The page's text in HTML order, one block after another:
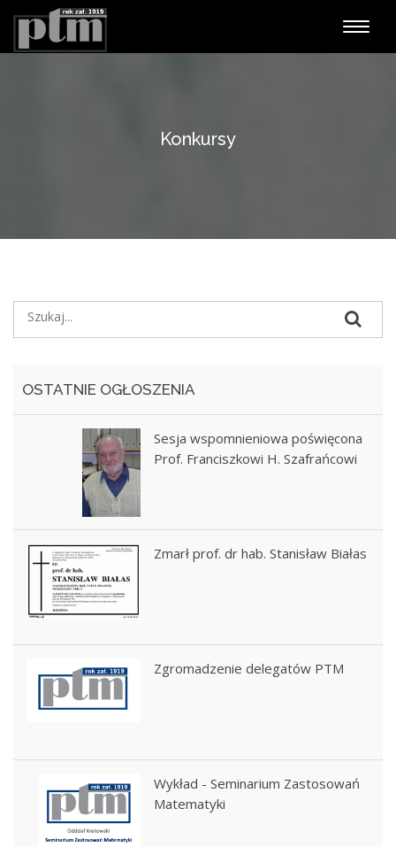
Konkursy
OSTATNIE OGŁOSZENIA
Sesja wspomnieniowa poświęcona
Prof. Franciszkowi H. Szafrańcowi
Zmarł prof. dr hab. Stanisław Białas
Zgromadzenie delegatów PTM
Wykład - Seminarium Zastosowań
Matematyki